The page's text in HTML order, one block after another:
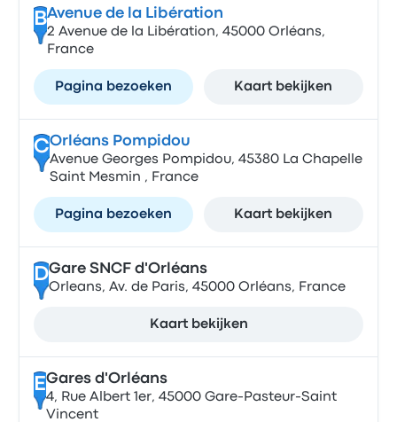
BAvenue de la Libération
2 Avenue de la Libération, 45000 Orléans,
France
Pagina bezoeken Kaart bekijken
COrléans Pompidou
Avenue Georges Pompidou, 45380 La Chapelle
Saint Mesmin , France
Pagina bezoeken Kaart bekijken
DGare SNCF d'Orléans
Orleans, Av. de Paris, 45000 Orléans, France
Kaart bekijken
EGares d'Orléans
4, Rue Albert 1er, 45000 Gare-Pasteur-Saint
Vincent